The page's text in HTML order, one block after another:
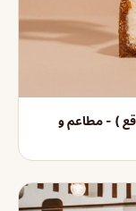
) - مطاعم و